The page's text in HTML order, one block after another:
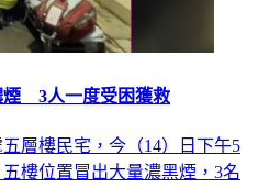
煙 3人一度受困獲救
層樓民宅，今（14）日下午5
樓位置冒出大量濃黑煙，3名